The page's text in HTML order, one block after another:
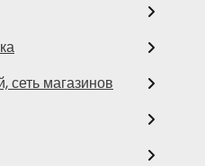
сеть магазинов